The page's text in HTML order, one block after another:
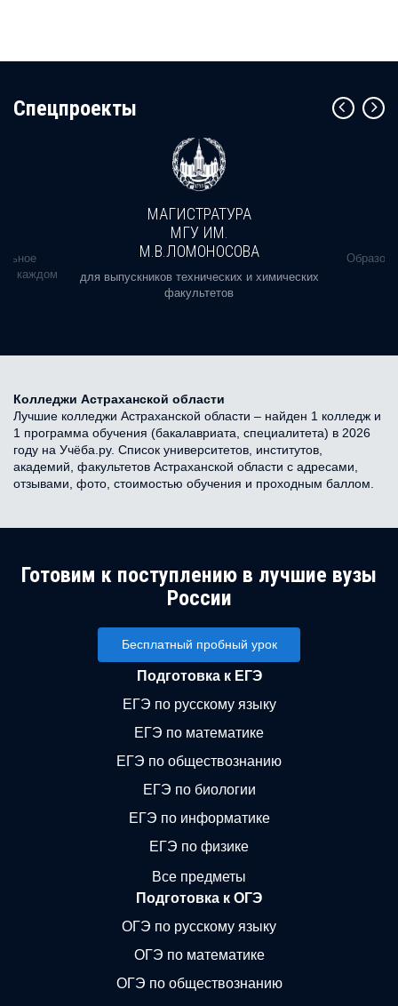
Cпецпроекты
в каждом
МАГИСТРАТУРА
МГУ ИМ.
М.В.ЛОМОНОСОВА
для выпускников технических и химических
факультетов
Колледжи Астраханской области
Лучшие колледжи Астраханской области – найден 1 колледж и
1 программа обучения (бакалавриата, специалитета) в 2026
году на Учёба.ру. Список университетов, институтов,
академий, факультетов Астраханской области с адресами,
отзывами, фото, стоимостью обучения и проходным баллом.
Готовим к поступлению в лучшие вузы
России
Бесплатный пробный урок
Подготовка к ЕГЭ
ЕГЭ по русскому языку
ЕГЭ по математике
ЕГЭ по обществознанию
ЕГЭ по биологии
ЕГЭ по информатике
ЕГЭ по физике
Все предметы
Подготовка к ОГЭ
ОГЭ по русскому языку
ОГЭ по математике
ОГЭ по обществознанию